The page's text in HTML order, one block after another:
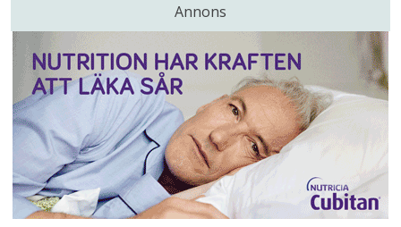
Annons